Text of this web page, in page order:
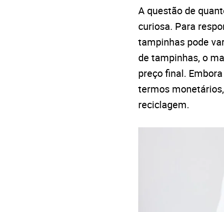
A questão de
curiosa. Para
tampinhas pode
de tampinhas, o
preço final.
termos
reciclagem.